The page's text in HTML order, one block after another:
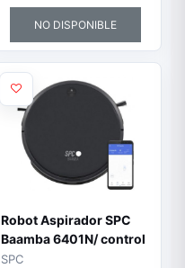
NO DISPONIBLE
Robot Aspirador SPC
Baamba 6401N/ control
por WiFi
SPC